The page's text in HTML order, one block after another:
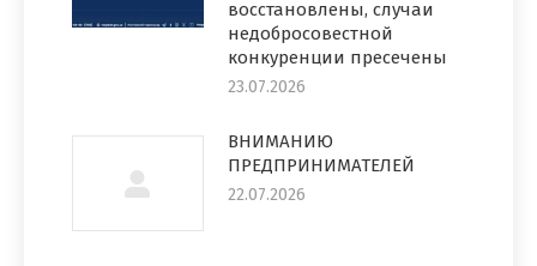
восстановлены, случаи
недобросовестной
конкуренции пресечены
23.07.2026
ВНИМАНИЮ
ПРЕДПРИНИМАТЕЛЕЙ
22.07.2026